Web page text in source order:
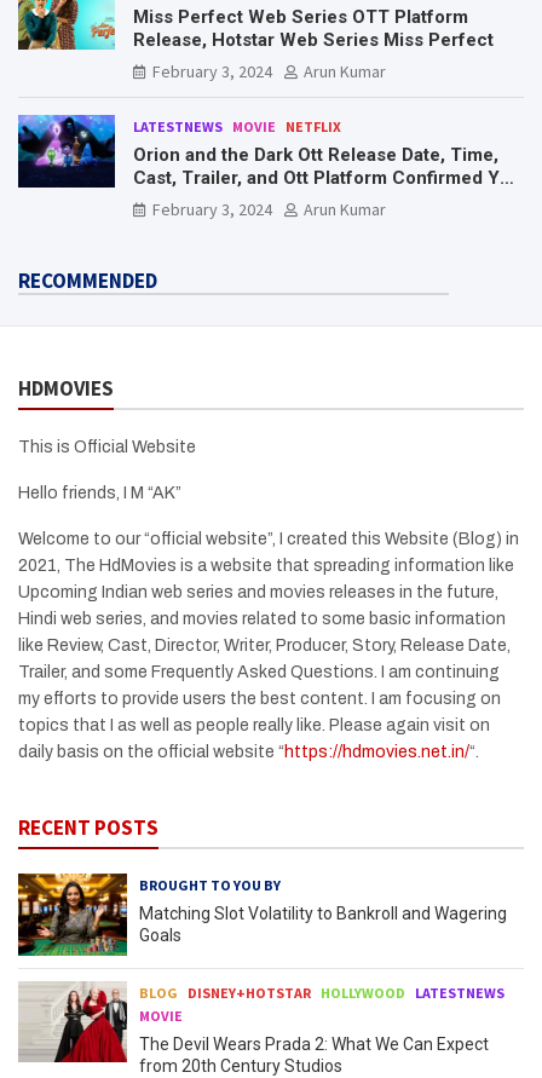
Miss Perfect Web Series OTT Platform
Release, Hotstar Web Series Miss Perfect
February 3, 2024
Arun Kumar
LATESTNEWS MOVIE NETFLIX
Orion and the Dark Ott Release Date, Time,
Cast, Trailer, and Ott Platform Confirmed You
Need To Know Here
February 3, 2024 Arun Kumar
RECOMMENDED
HDMOVIES
This is Official Website
Hello friends, I M “AK”
Welcome to our “official website”, I created this Website (Blog) in
2021, The HdMovies is a website that spreading information like
Upcoming Indian web series and movies releases in the future,
Hindi web series, and movies related to some basic information
like Review, Cast, Director, Writer, Producer, Story, Release Date,
Trailer, and some Frequently Asked Questions. I am continuing
my efforts to provide users the best content. I am focusing on
topics that I as well as people really like. Please again visit on
daily basis on the official website “ https://hdmovies.net.in/“.
RECENT POSTS
BROUGHT TO YOU BY
Matching Slot Volatility to Bankroll and Wagering
Goals
BLOG DISNEY+HOTSTAR HOLLYWOOD
LATESTNEWS
MOVIE
The Devil Wears Prada 2: What We Can Expect
from 20th Century Studios